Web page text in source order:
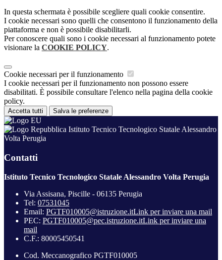
In questa schermata è possibile scegliere quali cookie consentire.
I cookie necessari sono quelli che consentono il funzionamento della
piattaforma e non è possibile disabilitarli.
Per conoscere quali sono i cookie necessari al funzionamento potete
visionare la COOKIE POLICY.
Cookie necessari per il funzionamento
I cookie necessari per il funzionamento non possono essere
disabilitati. È possibile consultare l'elenco nella pagina della cookie
policy.
Accetta tutti Salva le preferenze
Istituto Tecnico Tecnologico Statale Alessandro
Volta Perugia
Contatti
Istituto Tecnico Tecnologico Statale Alessandro Volta Perugia
Via Assisana, Piscille - 06135 Perugia
Tel: 07531045
Email: PGTF010005@istruzione.itLink per inviare una mail
PEC: PGTF010005@pec.istruzione.itLink per inviare una
mail
C.F.: 80005450541
Cod. Meccanografico PGTF010005